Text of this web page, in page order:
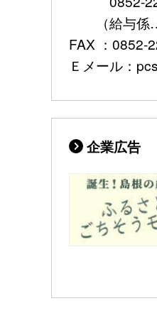
（給与係…
FAX ：0852-
Ｅメール：
企業広告